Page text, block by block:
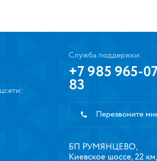
Служба поддержки:
+7 985 965-
83
Перезвоните
БП РУМЯНЦЕВО,
Киевское шоссе, 22